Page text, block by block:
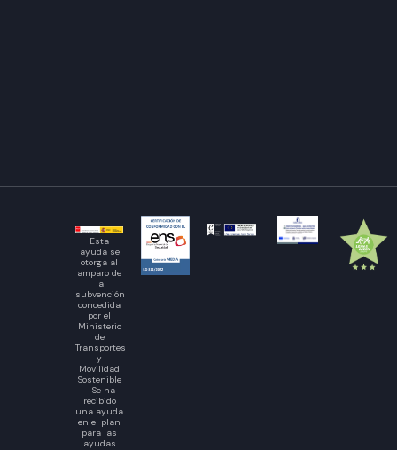
Esta
ayuda se
otorga al
amparo de
la
subvención
concedida
por el
Ministerio
de
Transportes
y
Movilidad
Sostenible
– Se ha
recibido
una ayuda
en el plan
para las
ayudas